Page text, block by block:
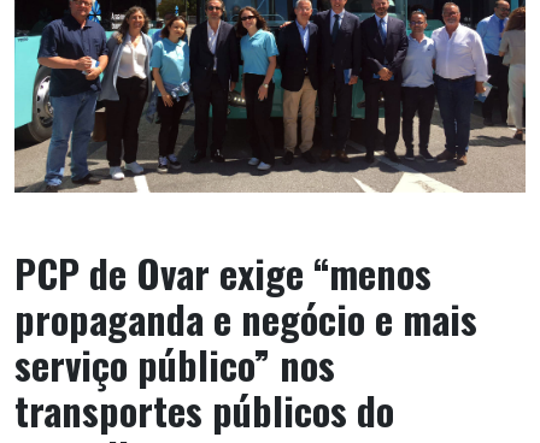
PCP de Ovar exige “menos
propaganda e negócio e mais
serviço público” nos
transportes públicos do